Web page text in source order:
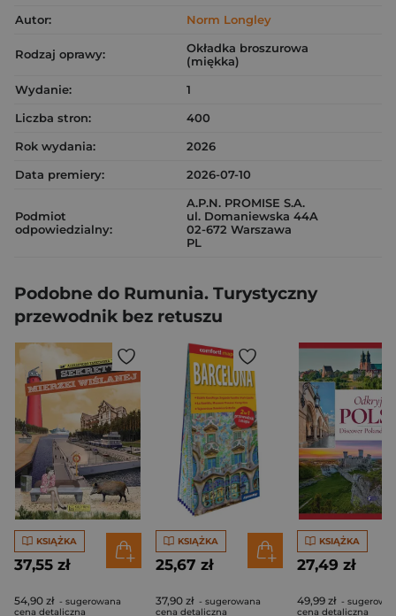
Autor: Norm Longley
Rodzaj oprawy:
Okładka broszurowa
(miękka)
Wydanie:
1
Liczba stron:
400
Rok wydania:
2026
Data premiery:
2026-07-10
Podmiot
odpowiedzialny:
A.P.N. PROMISE S.A.
ul. Domaniewska 44A
02-672 Warszawa
PL
Podobne do Rumunia. Turystyczny
przewodnik bez retuszu
KSIĄŻKA
37,55 zł
54,90 zł - sugerowana
cena detaliczna
KSIĄŻKA
25,67 zł
37,90 zł - sugerowana
cena detaliczna
KSIĄŻKA
27,49 zł
49,99 zł -
cena detaliczna